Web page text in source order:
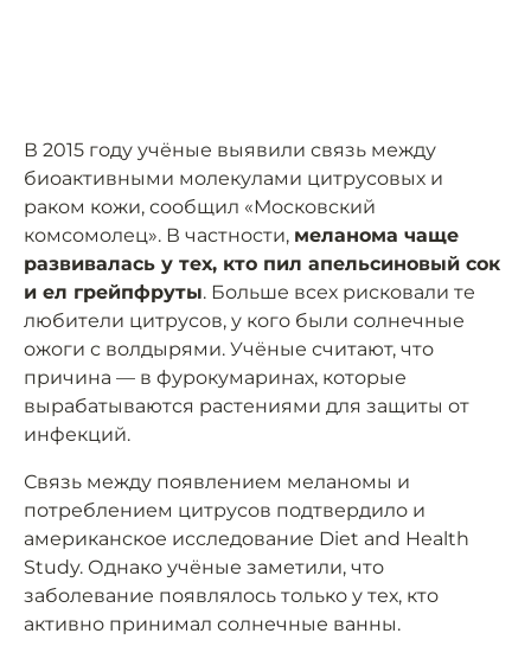
В 2015 году учёные выявили связь между
биоактивными молекулами цитрусовых и
раком кожи, сообщил «Московский
комсомолец». В частности, меланома чаще
развивалась у тех, кто пил апельсиновый сок
и ел грейпфруты. Больше всех рисковали те
любители цитрусов, у кого были солнечные
ожоги с волдырями. Учёные считают, что
причина — в фурокумаринах, которые
вырабатываются растениями для защиты от
инфекций.
Связь между появлением меланомы и
потреблением цитрусов подтвердило и
американское исследование Diet and Health
Study. Однако учёные заметили, что
заболевание появлялось только у тех, кто
активно принимал солнечные ванны.